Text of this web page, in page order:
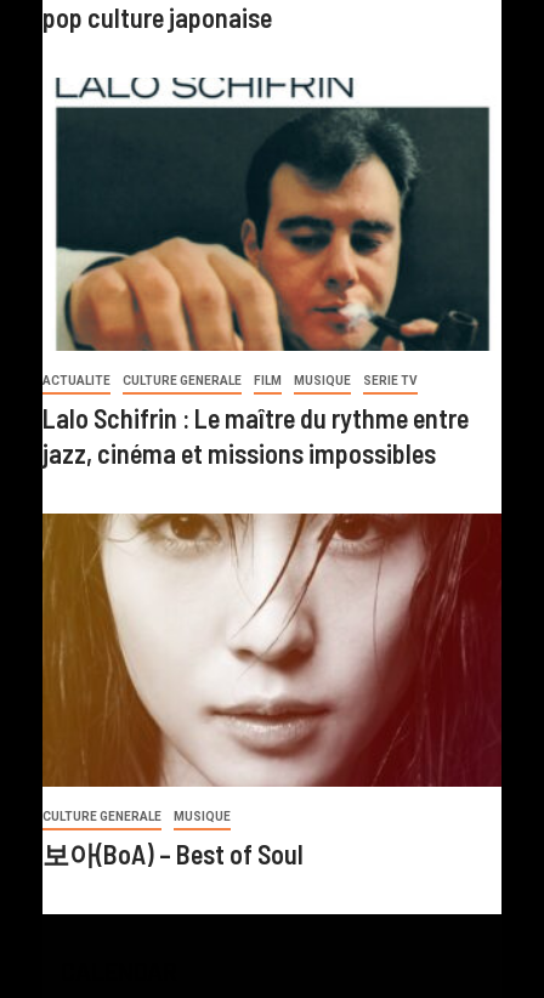
pop culture japonaise
ACTUALITE CULTURE GENERALE FILM MUSIQUE SERIE TV
Lalo Schifrin : Le maître du rythme entre
jazz, cinéma et missions impossibles
CULTURE GENERALE MUSIQUE
보아(BoA) – Best of Soul